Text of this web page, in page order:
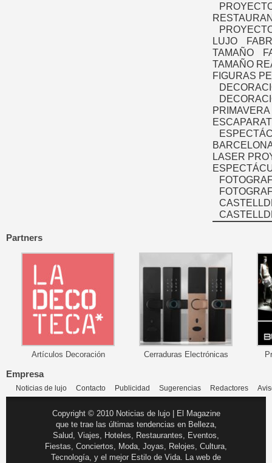
LUJO
TAMAÑO
TAMAÑO
FIGURAS
PRIMAVERA
LASER
Partners
Artículos Decoración Cerraduras Electrónicas
Empresa
Noticias de lujo Contacto Publicidad Sugerencias Redactores
Copyright © 2010 Noticias de lujo | El Magazine
que te trae las últimas tendencias en Belleza,
Salud, Viajes, Hoteles, Restaurantes, Eventos,
Fiestas, Conciertos, Moda, Joyas, Relojes, Cultura,
Tecnología, y el mejor Estilo de Vida. La web de